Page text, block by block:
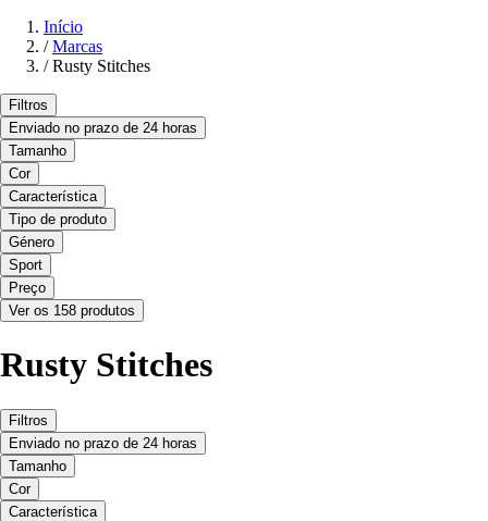
Início
/ Marcas
/ Rusty Stitches
Filtros
Enviado no prazo de 24 horas
Tamanho
Cor
Característica
Tipo de produto
Género
Sport
Preço
Ver os 158 produtos
Rusty Stitches
Filtros
Enviado no prazo de 24 horas
Tamanho
Cor
Característica